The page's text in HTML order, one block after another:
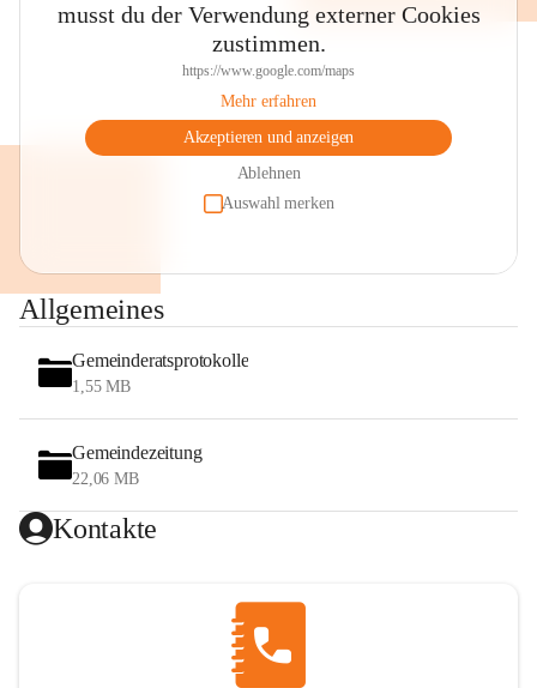
musst du der Verwendung externer Cookies
zustimmen.
https://www.google.com/maps
Mehr erfahren
Akzeptieren und anzeigen
Ablehnen
Auswahl merken
Allgemeines
Gemeinderatsprotokolle
1,55 MB
Gemeindezeitung
22,06 MB
Kontakte